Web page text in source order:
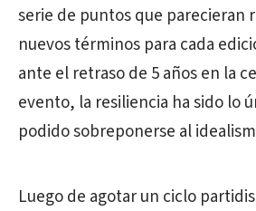
serie de puntos que parecieran
nuevos términos para cada
ante el retraso de 5 años en la
evento, la resiliencia ha sido lo
podido sobreponerse al
Luego de agotar un ciclo